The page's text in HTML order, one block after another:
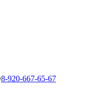
8-920-667-65-67